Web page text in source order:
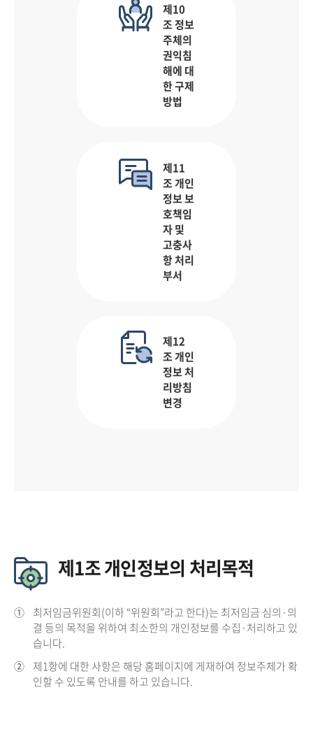
제10
조 정보
주체의
권익침
해에 대
한 구제
방법
제11
조 개인
정보 보
호책임
자 및
고충사
항 처리
부서
제12
조 개인
정보 처
리방침
변경
제1조 개인정보의 처리목적
① 최저임금위원회(이하 “위원회”라고 한다)는 최저임금 심의·의
결 등의 목적을 위하여 최소한의 개인정보를 수집·처리하고 있
습니다.
② 제1항에 대한 사항은 해당 홈페이지에 게재하여 정보주체가 확
인할 수 있도록 안내를 하고 있습니다.